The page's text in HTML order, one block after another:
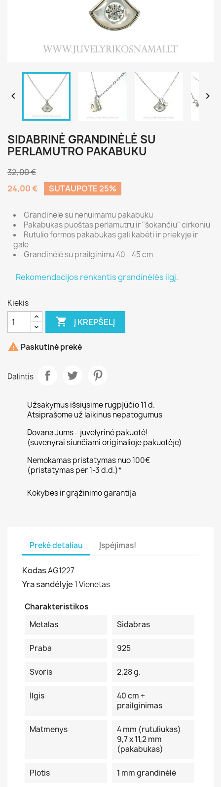
 
SIDABRINĖ GRANDINĖLĖ SU
PERLAMUTRO PAKABUKU
32,00 €
24,00 €
SUTAUPOTE 25%
Grandinėlė su nenuimamu pakabuku
Pakabukas puoštas perlamutru ir "šokančiu" cirkoniu
Rutulio formos pakabukas gali kabėti ir priekyje ir
gale
Grandinėlė su prailginimu 40 - 45 cm
Rekomendacijos renkantis grandinėlės ilgį.
Kiekis
 Į KREPŠELĮ
 Paskutinė prekė
Dalintis
Užsakymus išsiųsime rugpjūčio 11 d.
Atsiprašome už laikinus nepatogumus
Dovana Jums - juvelyrinė pakuotė!
(suvenyrai siunčiami originalioje pakuotėje)
Nemokamas pristatymas nuo 100€
(pristatymas per 1-3 d.d.)*
Kokybės ir grąžinimo garantija
Prekė detaliau Įspėjimas!
KodasAG1227
Yra sandėlyje 1 Vienetas
Charakteristikos
Metalas
Sidabras
Praba 925
Svoris 2,28 g.
Ilgis
40 cm +
prailginimas
Matmenys
4 mm (rutuliukas)
9,7 x 11,2 mm
(pakabukas)
Plotis 1 mm grandinėlė